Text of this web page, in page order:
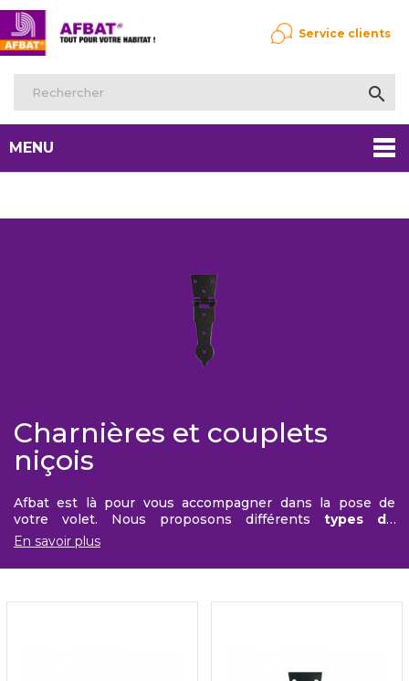

Service clients
MENU
Charnières et couplets
niçois
Afbat est là pour vous accompagner dans la pose de
votre volet. Nous proposons différents types de
charnières permettant l'
jumelage lorsqu'il est double, et également quelques
accessoirespour équiper si c'est une configuration de
En savoir plus